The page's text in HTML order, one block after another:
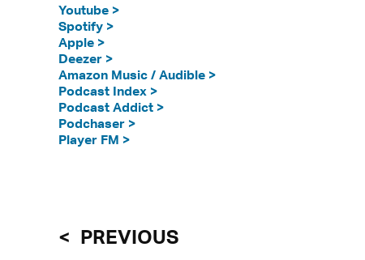
Youtube >
Spotify >
Apple >
Deezer >
Amazon Music / Audible >
Podcast Index >
Podcast Addict >
Podchaser >
Player FM >
PREVIOUS